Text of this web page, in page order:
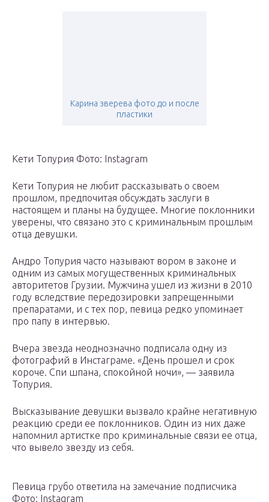
Карина зверева фото до и после
пластики
Кети Топурия Фото: Instagram
Кети Топурия не любит рассказывать о своем
прошлом, предпочитая обсуждать заслуги в
настоящем и планы на будущее. Многие поклонники
уверены, что связано это с криминальным прошлым
отца девушки.
Андро Топурия часто называют вором в законе и
одним из самых могущественных криминальных
авторитетов Грузии. Мужчина ушел из жизни в 2010
году вследствие передозировки запрещенными
препаратами, и с тех пор, певица редко упоминает
про папу в интервью.
Вчера звезда неоднозначно подписала одну из
фотографий в Инстаграме. «День прошел и срок
короче. Спи шпана, спокойной ночи», — заявила
Топурия.
Высказывание девушки вызвало крайне негативную
реакцию среди ее поклонников. Один из них даже
напомнил артистке про криминальные связи ее отца,
что вывело звезду из себя.
Певица грубо ответила на замечание подписчика
Фото: Instagram